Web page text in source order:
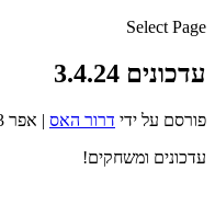
Select Page
עדכונים 3.4.24
פורסם על ידי דרור האס | אפר 3, 2024
עדכונים ומשחקים!